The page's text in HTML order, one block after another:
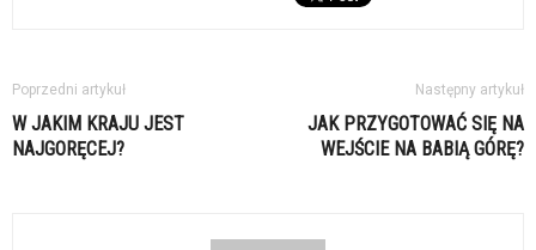
Poprzedni artykuł
W JAKIM KRAJU JEST
NAJGORĘCEJ?
Następny artykuł
JAK PRZYGOTOWAĆ SIĘ NA
WEJŚCIE NA BABIĄ GÓRĘ?